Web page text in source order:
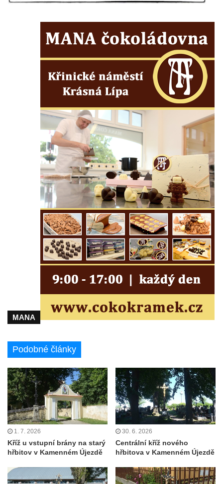
Kříž u domu čp. 23 v Pulečném
Kříž u rozcestí u domu čp. 53 v Maršovicích
zámku v Teplicích nad Metují
Kříž na náměstí Aloise Jiráska v Teplicích
nad Metují
Kříž před kostelem Panny Marie Pomocné v
Teplicích nad Metují
Kříž na hřbitově v Teplicích nad Metují
Boží muka nad pramenem U svatého
Antoníčka v Teplicích nad Metují
Kříž u kostela Nanebevzetí Panny Marie v
Polici nad Metují
Pánův kříž v Broumovských stěnách
Machovský kříž v Broumovských stěnách
Kříž u domu čp. 113 na Vlčí Hoře
Kříž u domu čp. 128 na Vlčí Hoře
Kříž u domu čp. 79 v ulici Salmovská ve
Kříž naproti domu čp. 23 v ulici Salmovská
ve Velkém Šenově
Kříž u kostela svatého Jana Křtitele v
Teplicích
Údajný kříž u silnice č. 15 západně od
Želkovic pod horou Libeš
Kříž u silnice č. 15 západně od Želkovic
Kříž u silnice č. 15 jižně od Šepetel
Vilouni v Třebívlicích
MANA
Podobné články
1. 7. 2026
Kříž u vstupní brány na starý
hřbitov v Kamenném Újezdě
30. 6. 2026
Centrální kříž nového
hřbitova v Kamenném Újezdě